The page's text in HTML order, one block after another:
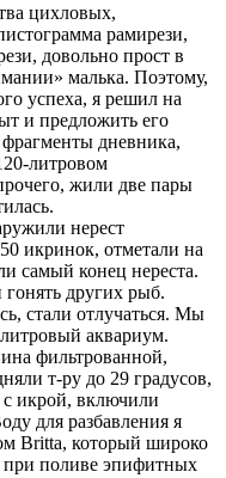
цихловых,
рамирези,
довольно прост в
малька. Поэтому,
успеха, я решил на
и предложить его
дневника,
литровом
жили две пары
нерест
икринок, отметали на
самый конец нереста.
гонять других рыб.
стали отлучаться. Мы
аквариум.
фильтрованной,
т-ру до 29 градусов,
с икрой, включили
для разбавления я
Britta, который широко
при поливе эпифитных